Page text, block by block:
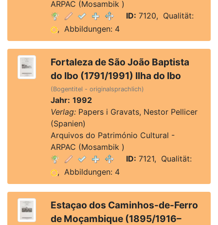
ARPAC (Mosambik )
ID: 7120, Qualität:
, Abbildungen: 4
Fortaleza de São João Baptista
do Ibo (1791/1991) Ilha do Ibo
(Bogentitel - originalsprachlich)
Jahr: 1992
Verlag:Papers i Gravats, Nestor Pellicer
(Spanien)
Arquivos do Património Cultural -
ARPAC (Mosambik )
ID: 7121, Qualität:
, Abbildungen: 4
Estaçao dos Caminhos-de-Ferro
de Moçambique (1895/1916–